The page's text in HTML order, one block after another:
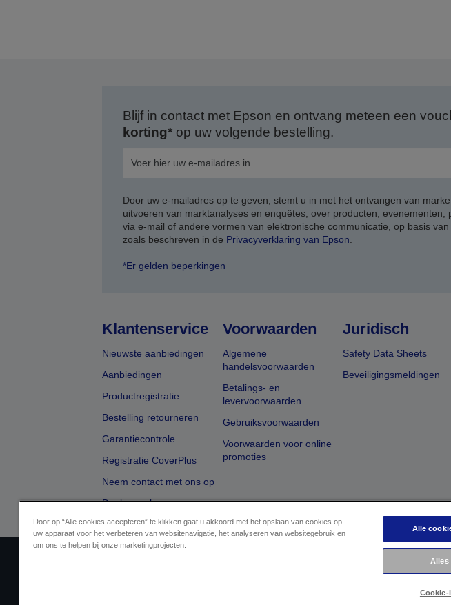
Blijf in contact met Epson en ontvang meteen een
korting*op uw volgende bestelling.
Door uw e-mailadres op te geven, stemt u in met het ontvangen van
uitvoeren van marktanalyses en enquêtes, over producten, evenementen,
via e-mail of andere vormen van elektronische communicatie, op basis
zoals beschreven in de Privacyverklaring van Epson
*Er gelden beperkingen
Klantenservice
Nieuwste aanbiedingen
Aanbiedingen
Productregistratie
Bestelling retourneren
Garantiecontrole
Registratie CoverPlus
Neem contact met ons op
Dealer zoeken
Voorwaarden
Algemene
handelsvoorwaarden
Betalings- en
levervoorwaarden
Gebruiksvoorwaarden
Voorwaarden voor online
promoties
Juridisch
Safety Data Sheets
Beveiligingsmeldingen
Door op “Alle cookies accepteren” te klikken gaat u akkoord met het opslaan van cookies op
uw apparaat voor het verbeteren van websitenavigatie, het analyseren van websitegebruik en
om ons te helpen bij onze marketingprojecten.
Alle
Alles
Cookie-